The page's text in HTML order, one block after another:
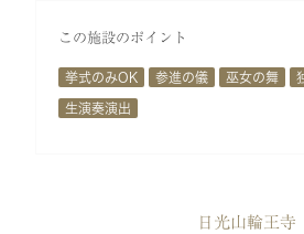
この施設のポイント
挙式のみOK 参進の儀 巫女の舞
生演奏演出
日光山輪王寺